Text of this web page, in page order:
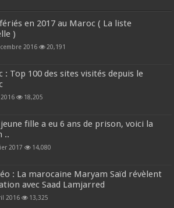
en 2017 au Maroc ( La liste
)
2016 20,191
: Top 100 des sites visités depuis le
18,205
fille a eu 6 ans de prison, voici la
..
2017 14,080
: La marocaine Maryam Saïd révèlent
avec Saad Lamjarred
2016 13,325